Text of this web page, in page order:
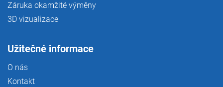
Záruka okamžité výměny
3D vizualizace
Užitečné informace
O nás
Kontakt